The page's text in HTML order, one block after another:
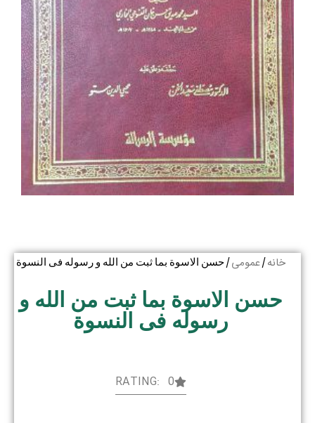
خانه/ عمومی/ حسن الاسوة بما ثبت من الله و رسوله فی النسوة
حسن الاسوة بما ثبت من الله و
رسوله فی النسوة
RATING: 0